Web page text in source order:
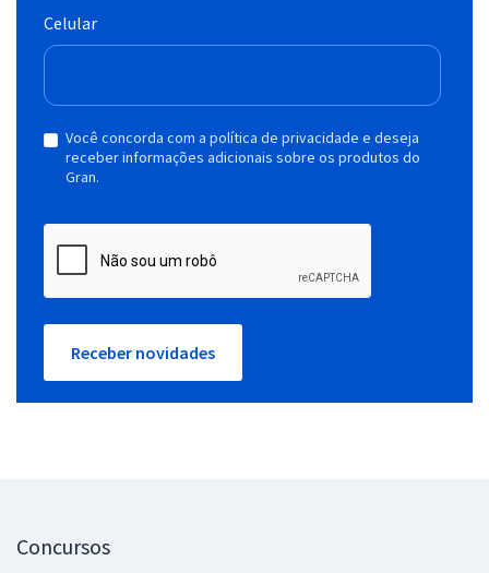
Celular
Você concorda com a política de privacidade e deseja
receber informações adicionais sobre os produtos do
Gran.
Receber novidades
Concursos